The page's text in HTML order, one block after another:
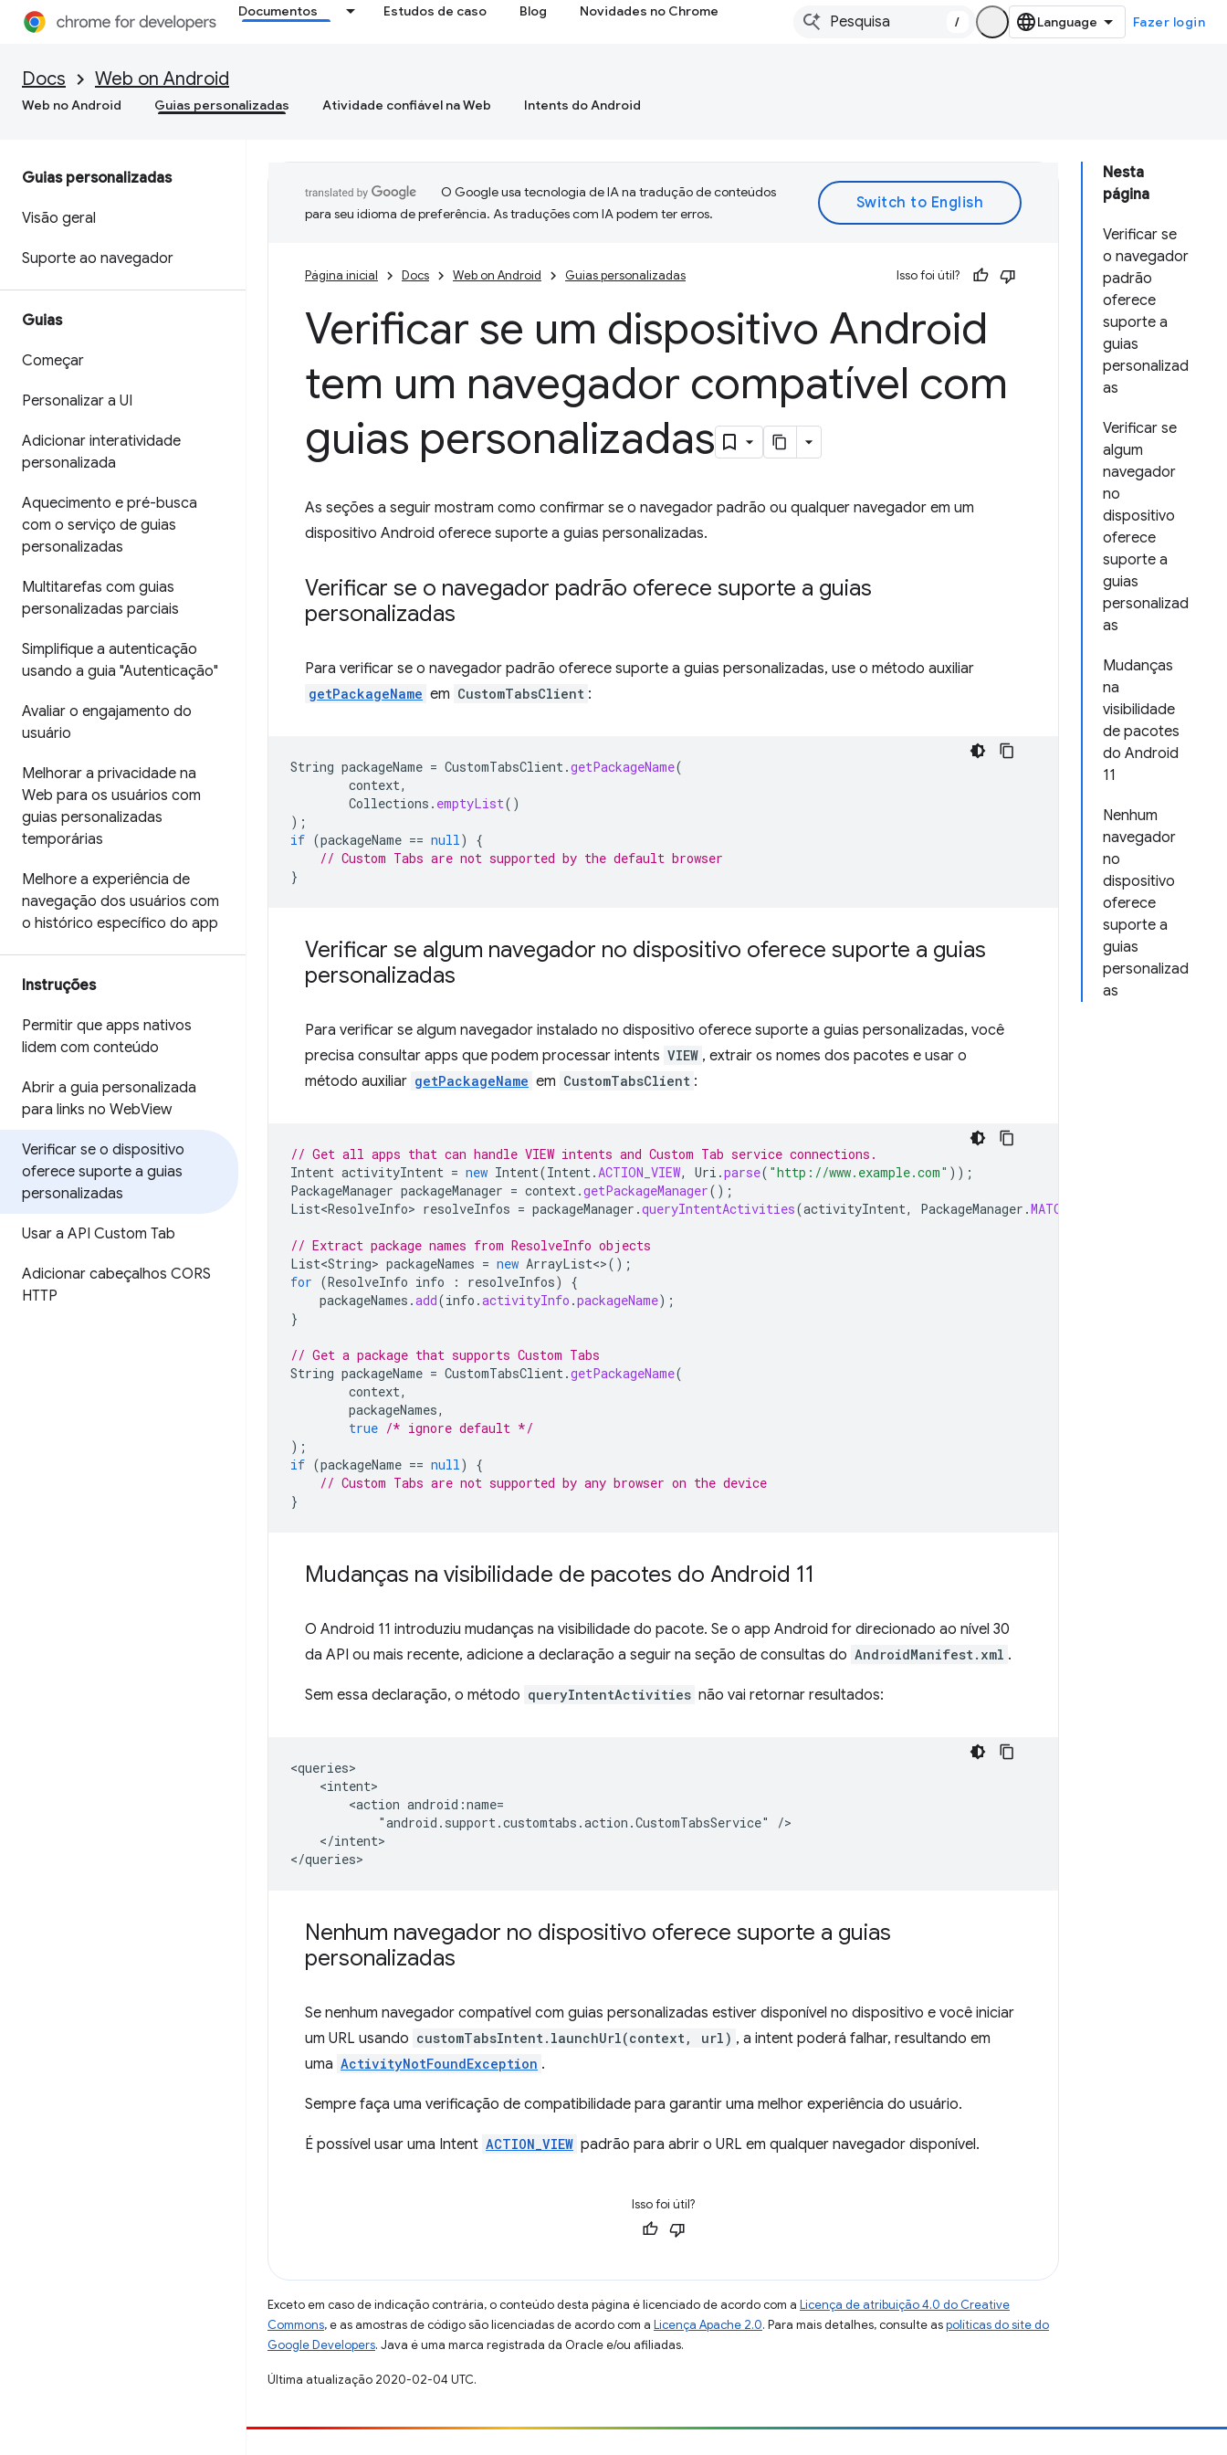
Documentos Estudos de caso Blog Novidades no Chrome
/ Fazer login
Docs Web on Android
Web no Android Guias personalizadas Atividade confiável na Web Intents do Android
Guias personalizadas
Visão geral
Suporte ao navegador
Guias
Começar
Personalizar a UI
Adicionar interatividade
personalizada
Aquecimento e pré-busca
com o serviço de guias
personalizadas
Multitarefas com guias
personalizadas parciais
Simplifique a autenticação
usando a guia "Autenticação"
Avaliar o engajamento do
usuário
Melhorar a privacidade na
Web para os usuários com
guias personalizadas
temporárias
Melhore a experiência de
navegação dos usuários com
o histórico específico do app
Instruções
Permitir que apps nativos
lidem com conteúdo
Abrir a guia personalizada
para links no WebView
Verificar se o dispositivo
oferece suporte a guias
personalizadas
Usar a API Custom Tab
Adicionar cabeçalhos CORS
HTTP
Nesta
página
Verificar se
o navegador
padrão
oferece
suporte a
guias
personalizad
as
Verificar se
algum
navegador
no
dispositivo
oferece
suporte a
guias
personalizad
as
Mudanças
na
visibilidade
de pacotes
do Android
11
Nenhum
navegador
no
dispositivo
oferece
suporte a
guias
personalizad
as
O Google usa tecnologia de IA na tradução de conteúdos
para seu idioma de preferência. As traduções com IA podem ter erros.
Página inicial Docs Web on Android Guias personalizadas Isso foi útil?
Verificar se um dispositivo Android
tem um navegador compatível com
guias personalizadas
As seções a seguir mostram como confirmar se o navegador padrão ou qualquer navegador em um
dispositivo Android oferece suporte a guias personalizadas.
Verificar se o navegador padrão oferece suporte a guias
personalizadas
Para verificar se o navegador padrão oferece suporte a guias personalizadas, use o método auxiliar
getPackageName em CustomTabsClient :
String packageName = CustomTabsClient.getPackageName(
context,
Collections . emptyList()
);
if (packageName == null)
{
// Custom Tabs are not supported by the default browser
}
Verificar se algum navegador no dispositivo oferece suporte a guias
personalizadas
Para verificar se algum navegador instalado no dispositivo oferece suporte a guias personalizadas, você
precisa consultar apps que podem processar intents VIEW , extrair os nomes dos pacotes e usar o
método auxiliar getPackageName em CustomTabsClient :
// Get all apps that can handle VIEW intents and Custom Tab service connections.
Intent activityIntent = new Intent(Intent.ACTION_VIEW, Uri .parse( "http://www.example.com" ));
PackageManager packageManager = context.getPackageManager();
List<ResolveInfo> resolveInfos = packageManager .queryIntentActivities(activityIntent, PackageManager .MATCH_ALL
// Extract package names from ResolveInfo objects
List<String> packageNames = new ArrayList<>();
for (ResolveInfo info : resolveInfos)
{
packageNames .add(info .activityInfo .packageName);
}
// Get a package that supports Custom Tabs
String packageName = CustomTabsClient.getPackageName(
context,
packageNames,
true /* ignore default */
);
if (packageName == null)
{
// Custom Tabs are not supported by any browser on the device
}
Mudanças na visibilidade de pacotes do Android 11
O Android 11 introduziu mudanças na visibilidade do pacote. Se o app Android for direcionado ao nível 30
da API ou mais recente, adicione a declaração a seguir na seção de consultas do AndroidManifest.xml .
Sem essa declaração, o método queryIntentActivities não vai retornar resultados:
<action
"android.support.customtabs.action.CustomTabsService"
</intent>
Nenhum navegador no dispositivo oferece suporte a guias
personalizadas
Se nenhum navegador compatível com guias personalizadas estiver disponível no dispositivo e você iniciar
um URL usando customTabsIntent.launchUrl(context, url) , a intent poderá falhar, resultando em
uma ActivityNotFoundException .
Sempre faça uma verificação de compatibilidade para garantir uma melhor experiência do usuário.
É possível usar uma Intent ACTION_VIEW padrão para abrir o URL em qualquer navegador disponível.
Isso foi útil?
Exceto em caso de indicação contrária, o conteúdo desta página é licenciado de acordo com a Licença de atribuição 4.0 do Creative
Commons, e as amostras de código são licenciadas de acordo com a Licença Apache 2.0. Para mais detalhes, consulte aspolíticas do site do
Google Developers. Java é uma marca registrada da Oracle e/ou afiliadas.
Última atualização 2020-02-04 UTC.